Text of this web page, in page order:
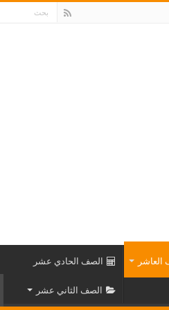
الصف الحادي عشر
الصف الثاني عشر